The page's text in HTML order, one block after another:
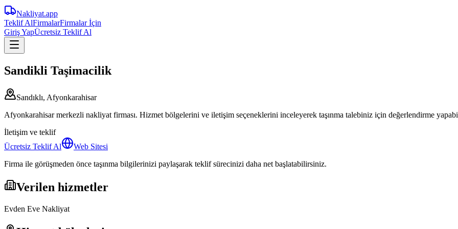
Nakliyat.app
Teklif AlFirmalarFirmalar İçin
Giriş YapÜcretsiz Teklif Al
Sandikli Taşimacilik
Sandıklı, Afyonkarahisar
Afyonkarahisar merkezli nakliyat firması. Hizmet bölgelerini ve iletişim seçeneklerini inceleyerek taşınma talebiniz için değerlendirme
İletişim ve teklif
Ücretsiz Teklif Al
Web Sitesi
Firma ile görüşmeden önce taşınma bilgilerinizi paylaşarak teklif sürecinizi daha net başlatabilirsiniz.
Verilen hizmetler
Evden Eve Nakliyat